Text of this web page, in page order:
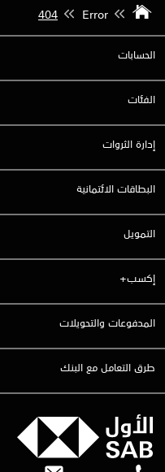
Error
404
الحسابات
الفئات
إدارة الثروات
البطاقات الائتمانية
التمويل
إكسب+
المدفوعات والتحويلات
طرق التعامل مع البنك